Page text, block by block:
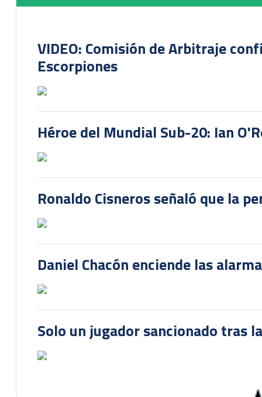
VIDEO: Comisión de Arbitraje
Escorpiones
Héroe del Mundial Sub-20: Ian
Ronaldo Cisneros señaló que la
Daniel Chacón enciende las
Solo un jugador sancionado tras